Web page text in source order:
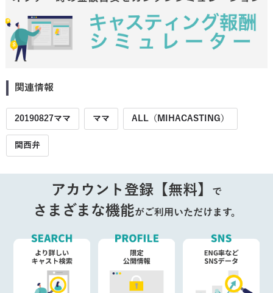
関連情報
20190827ママ ママ ALL（MIHACASTING）
関西弁
アカウント登録【無料】 で
さまざまな機能がご利用いただけます。